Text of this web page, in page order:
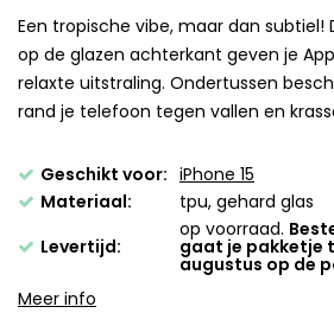
Een tropische vibe, maar dan subtiel!
op de glazen achterkant geven je
relaxte uitstraling. Ondertussen
rand je telefoon tegen vallen en
Geschikt voor: iPhone 15
Materiaal:
tpu, gehard glas
Levertijd:
op voorraad.
gaat je pakketje
augustus op de
Meer info